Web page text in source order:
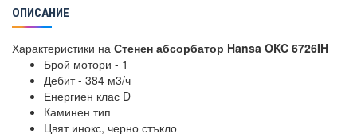
ОПИСАНИЕ
Характеристики на Стенен абсорбатор Hansa OKC 6726IH
Брой мотори - 1
Дебит - 384 м3/ч
Енергиен клас D
Каминен тип
Цвят инокс, черно стъкло